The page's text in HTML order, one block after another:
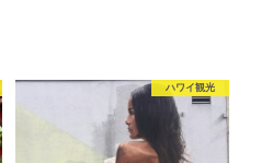
ハワイ観光